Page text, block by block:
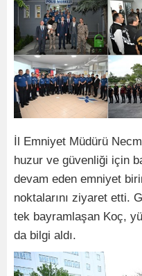
İl Emniyet Müdürü
huzur ve güvenliği için
devam eden emniyet
noktalarını ziyaret etti.
tek bayramlaşan Koç,
da bilgi aldı.